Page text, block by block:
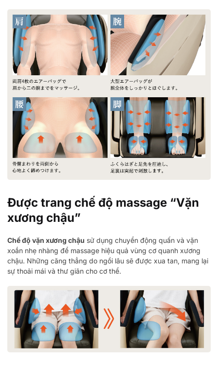
Được trang chế độ massage “Vặn
xương chậu”
Chế độ vặn xương chậu sử dụng chuyển động quấn và vặn
xoắn nhẹ nhàng để massage hiệu quả vùng cơ quanh xương
chậu. Những căng thẳng do ngồi lâu sẽ được xua tan, mang lại
sự thoải mái và thư giãn cho cơ thể.